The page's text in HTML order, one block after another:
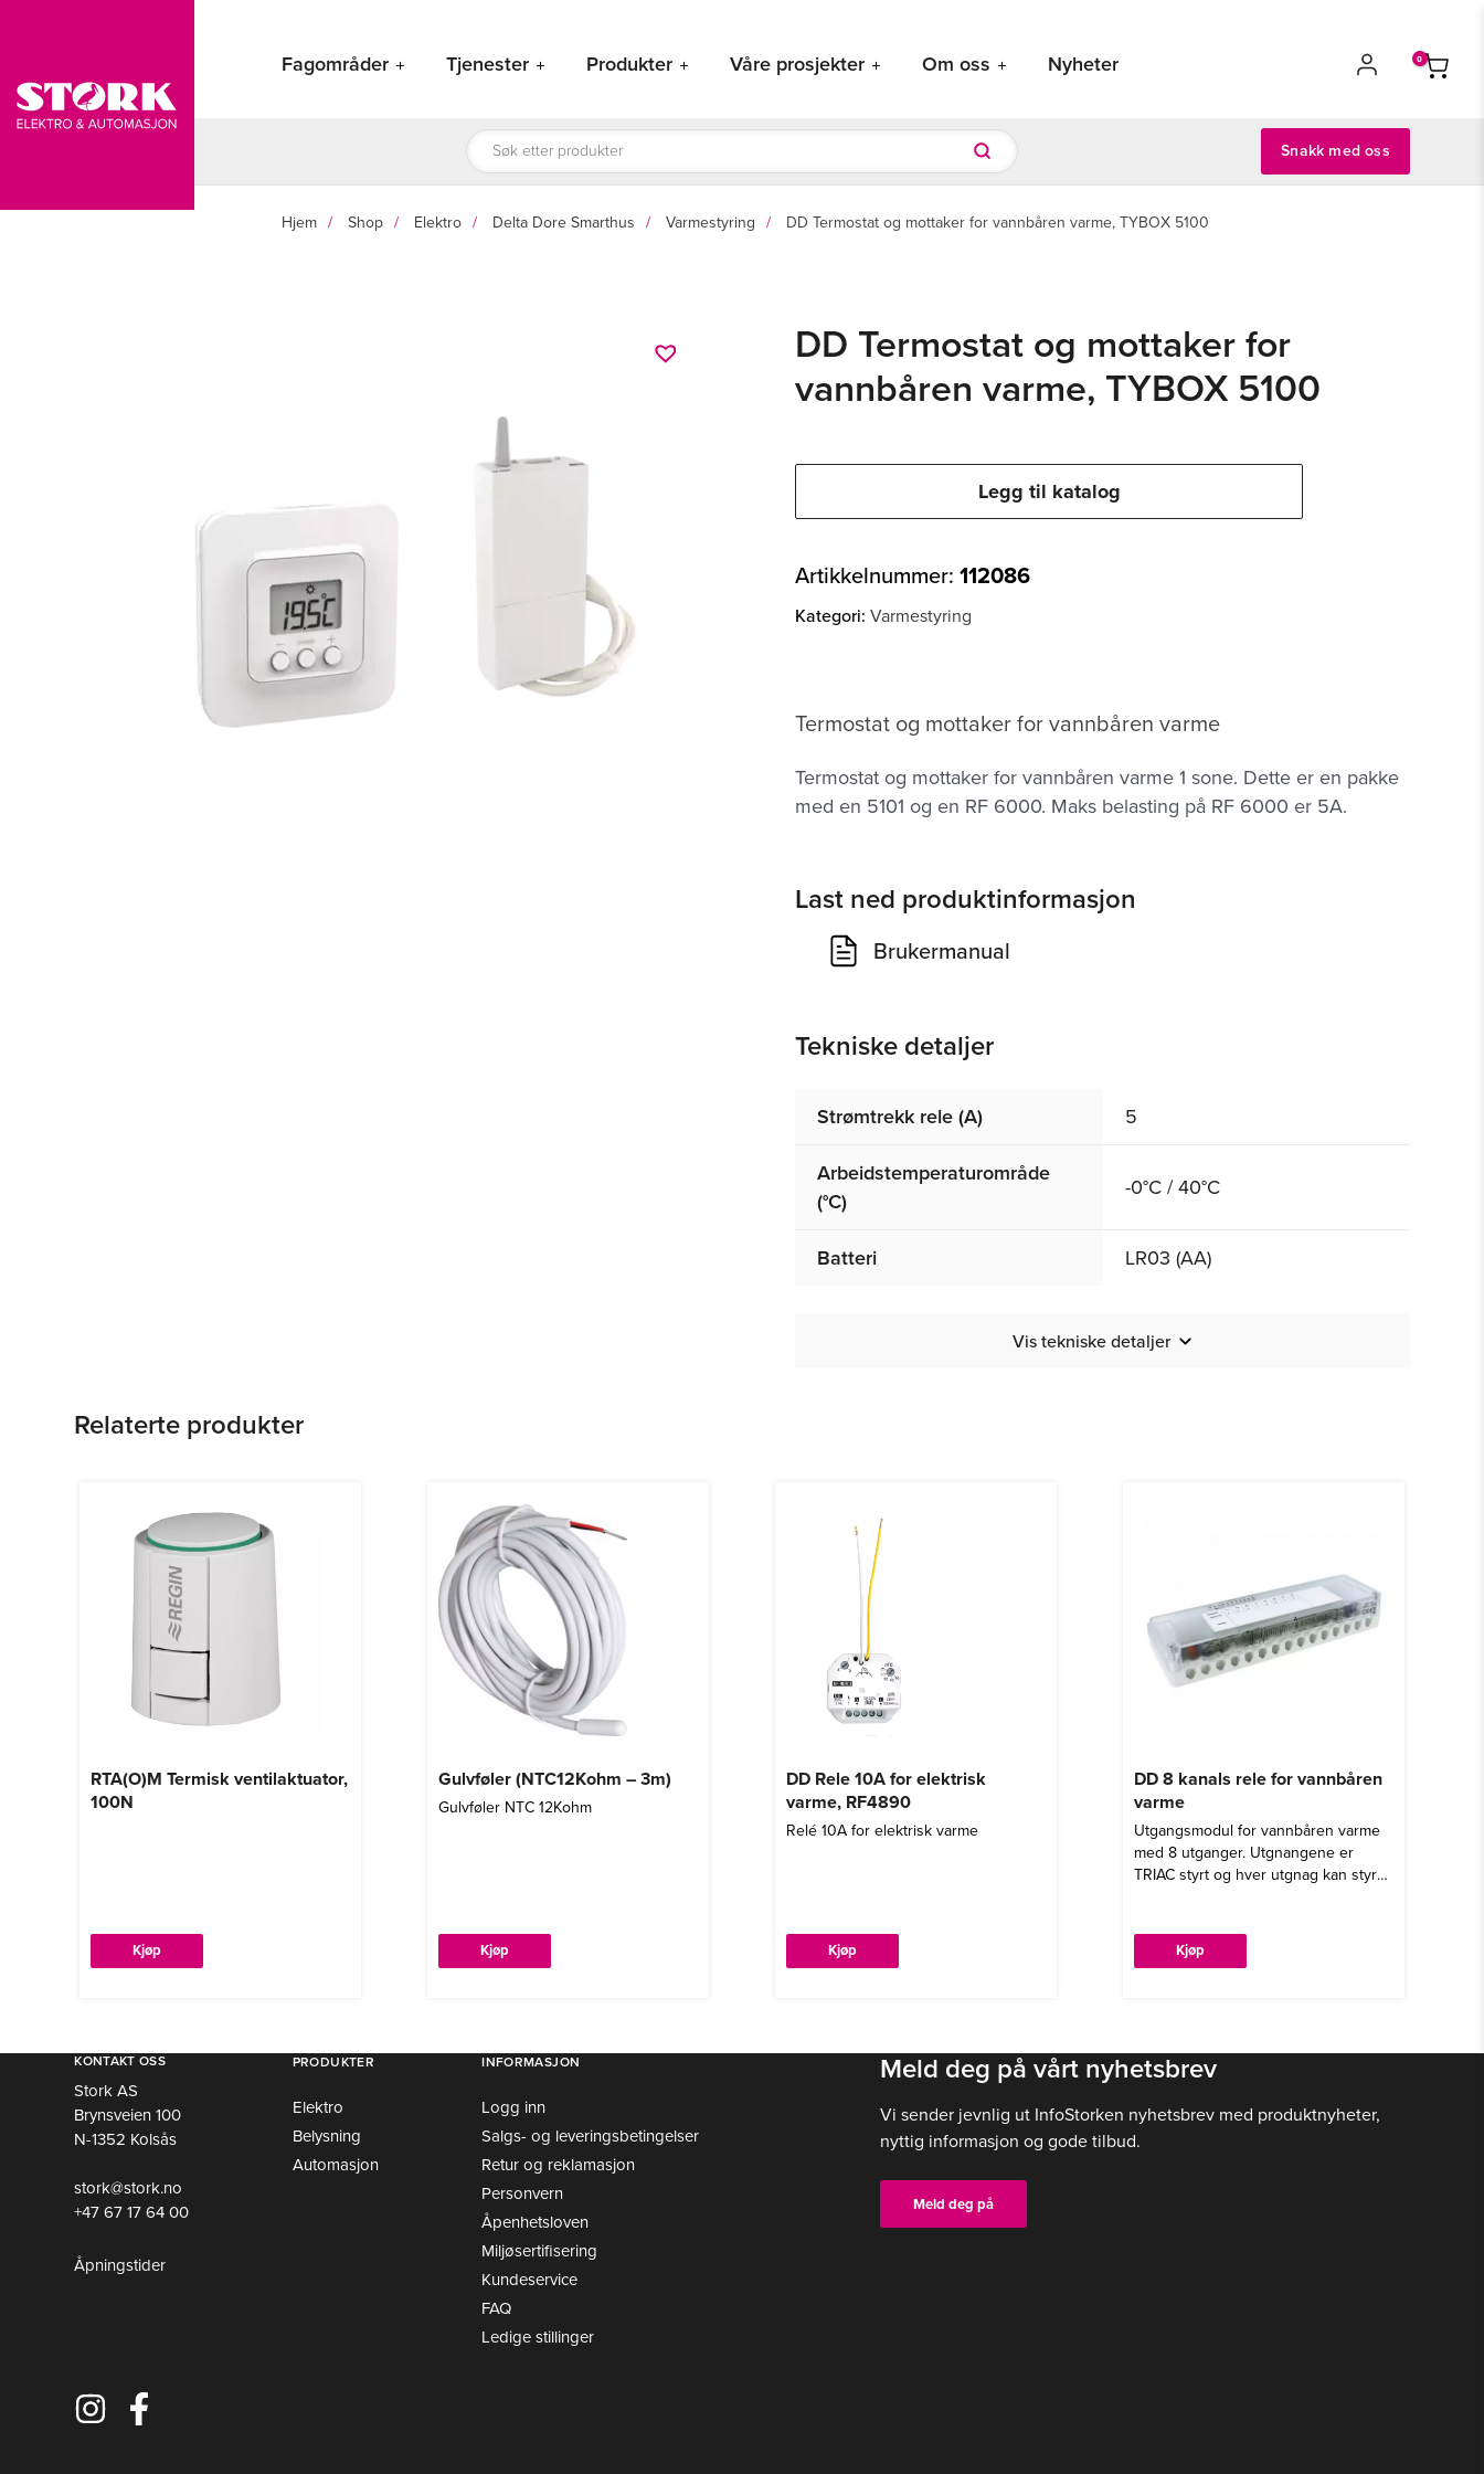
innholdet
Fagområder Tjenester Produkter Våre prosjekter Om oss Nyheter
Products
search Snakk med oss
Hjem Shop Elektro Delta Dore Smarthus Varmestyring DD Termostat og mottaker for vannbåren varme, TYBOX 5100
DD Termostat og mottaker for
vannbåren varme, TYBOX 5100
Legg til katalog
Artikkelnummer:112086
Kategori:Varmestyring
Termostat og mottaker for vannbåren varme
Termostat og mottaker for vannbåren varme 1 sone. Dette er en pakke
med en 5101 og en RF 6000. Maks belasting på RF 6000 er 5A.
Last ned produktinformasjon
Brukermanual
Tekniske detaljer
Strømtrekk rele (A)
5
Arbeidstemperaturområde
(°C)
-0°C / 40°C
Batteri LR03 (AA)
Vis tekniske detaljer
Relaterte produkter
RTA(O)M Termisk ventilaktuator,
100N
Kjøp
Dette
produktet
varianter.
Alternativene
kan
velges
på
produktsiden
Gulvføler (NTC12Kohm – 3m)
Gulvføler NTC 12Kohm
Kjøp
DD Rele 10A for elektrisk
varme, RF4890
Relé 10A for elektrisk varme
Kjøp
DD 8 kanals rele for vannbåren
varme
Utgangsmodul for vannbåren varme
med 8 utganger. Utgnangene er
TRIAC styrt og hver utgnag kan styre
Kjøp
KONTAKT OSS
Stork AS
Brynsveien 100
N-1352 Kolsås
stork@stork.no
+47 67 17 64 00
Åpningstider
PRODUKTER
Elektro
Belysning
Automasjon
INFORMASJON
Logg inn
Salgs- og leveringsbetingelser
Retur og reklamasjon
Personvern
Åpenhetsloven
Miljøsertifisering
Kundeservice
FAQ
Ledige stillinger
Meld deg på vårt nyhetsbrev
Vi sender jevnlig ut InfoStorken nyhetsbrev med produktnyheter,
nyttig informasjon og gode tilbud.
Meld deg på